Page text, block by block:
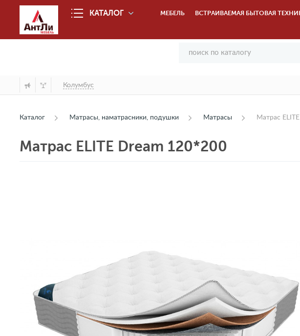
КАТАЛОГ МЕБЕЛЬ ВСТРАИВАЕМАЯ БЫТОВАЯ
Колумбус
Каталог Матрасы, наматрасники, подушки Матрасы Матрас
Матрас ELITE Dream 120*200